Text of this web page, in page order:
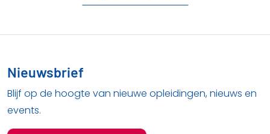
Nieuwsbrief
Blijf op de hoogte van nieuwe opleidingen, nieuws en
events.